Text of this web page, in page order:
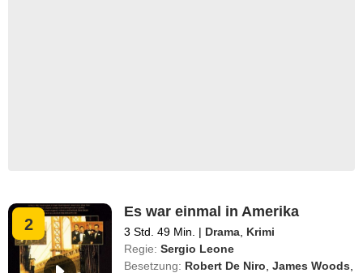
2
Es war einmal in Amerika
3 Std. 49 Min. | Drama Krimi
Regie: Sergio Leone
Besetzung: Robert De Niro ,James Woods